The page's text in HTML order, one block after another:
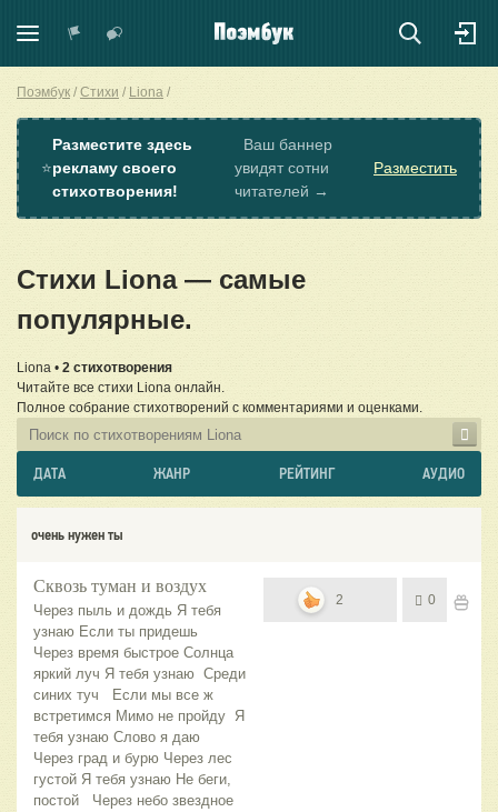
Поэмбук Стихи Liona
⭐
Разместите здесь
рекламу своего
стихотворения!
Ваш баннер
увидят сотни
читателей →
Разместить
Стихи Liona — самые
популярные.
Liona • 2 стихотворения
Читайте все стихи Liona онлайн.
Полное собрание стихотворений с комментариями и оценками.
ДАТА ЖАНР РЕЙТИНГ АУДИО
очень нужен ты
Сквозь туман и воздух
Через пыль и дождь Я тебя
узнаю Если ты придешь
Через время быстрое Солнца
яркий луч Я тебя узнаю Среди
синих туч Если мы все ж
встретимся Мимо не пройду Я
тебя узнаю Слово я даю
Через град и бурю Через лес
густой Я тебя узнаю Не беги,
постой Через небо звездное
2 0